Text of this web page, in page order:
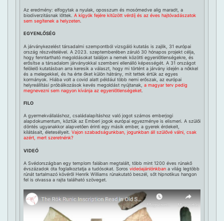
Az eredmény: elfogytak a nyulak, oposszum és mosómedve alig maradt, a
biodiverzitásnak lőttek. A kígyók fejére kitűzött vérdíj és az éves hajtóvadászatok
sem segítenek a helyzeten
EGYENLŐSÉG
A járványkezelést társadalmi szempontból vizsgáló kutatás is zajlik, 31 európai
ország részvételével. A 2023. szeptemberében záruló 30 hónapos projekt célja,
hogy fenntartható megoldásokat találjon a nemek közötti egyenlőtlenségekre, és
erősítse a társadalom járványokkal szembeni ellenálló képességét. A 31 országot
felölelő kutatásban arra keresik a választ, hogy mi történt a járvány idején a nőkkel
és a melegekkel, és ha érte őket külön hátrány, mit tettek értük az egyes
kormányok. Hiába volt a covid alatt például több nemi erőszak, az európai
helyreállítási próbálkozások kevés megoldást nyújtanak, a magyar terv pedig
megnevezni sem nagyon kívánja az egyenlőtlenségeket
FILO
A gyermekvállaláshoz, családalapításhoz való jogot számos emberjogi
alapdokumentum, köztük az Emberi jogok európai egyezménye is elismeri. A szülői
döntés ugyanakkor alapvetően érinti egy másik ember, a gyerek érdekeit,
kilátásait, életesélyeit. Vajon szabadságunkban, jogunkban áll szülővé válni, csak
azért, mert szeretnénk?
VIDEÓ
A Svédországban egy templom falában megtalált, több mint 1200 éves rúnakő
évszázadok óta foglalkoztatja a tudósokat. Soros videóajánlónkban a világ legtöbb
rúnát tartalmazó kövéről Henrik Williams rúnakutató beszél, sőt hipnotikus hangon
fel is olvassa a rajta található szöveget.